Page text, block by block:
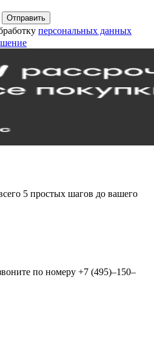
Отправить
персональных данных
5 простых шагов до вашего
по номеру +7 (495)–150–